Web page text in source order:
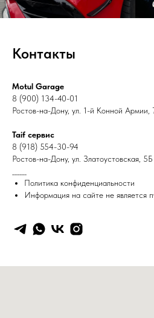
Контакты
Motul Garage
8 (900) 134-40-01
Ростов-на-Дону, ул. 1-й Конной Армии,
Taif сервис
8 (918) 554-30-94
Ростов-на-Дону, ул. Златоустовская, 5Б
Политика конфиденциальности
Информация на сайте не является